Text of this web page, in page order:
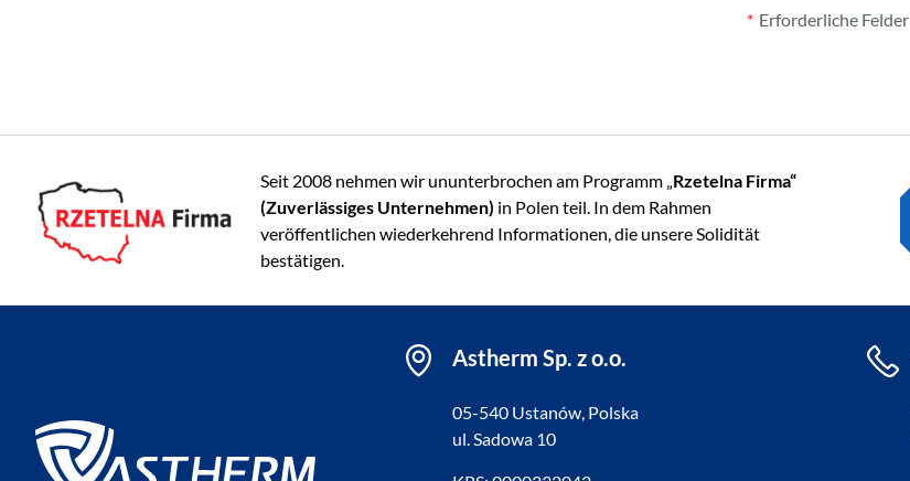
Erforderliche Felder
Seit 2008 nehmen wir ununterbrochen am Programm „ Rzetelna Firma“
(Zuverlässiges Unternehmen) in Polen teil. In dem Rahmen
veröffentlichen wiederkehrend Informationen, die unsere Solidität
bestätigen.
Astherm Sp. z o.o.
05-540 Ustanów, Polska
ul. Sadowa 10